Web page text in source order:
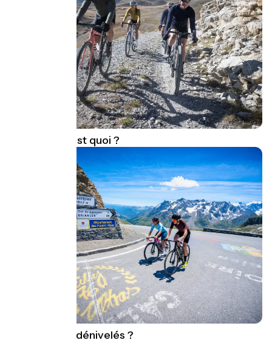
Le Gravel, c'est quoi ?
Distances et dénivelés ?